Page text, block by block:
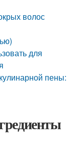
волос
для
пены: